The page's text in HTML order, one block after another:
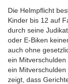
Die Helmpflicht
Kinder bis 12 auf
durch seine
oder E-Biken
auch ohne
ein
ein
zeigt, dass